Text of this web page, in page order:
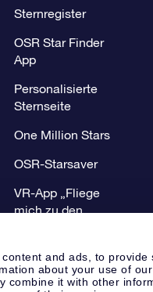
and ads, to
about your use of
combine it with other
Sternregister
OSR Star Finder
App
Personalisierte
Sternseite
One Million Stars
OSR-Starsaver
VR-App „Fliege
mich zu den